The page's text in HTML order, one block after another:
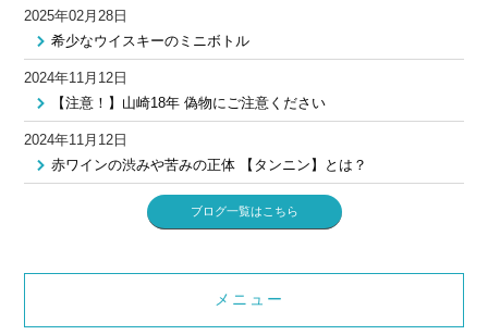
2025年02月28日
希少なウイスキーのミニボトル
2024年11月12日
【注意！】山崎18年 偽物にご注意ください
2024年11月12日
赤ワインの渋みや苦みの正体 【タンニン】とは？
ブログ一覧はこちら
メニュー